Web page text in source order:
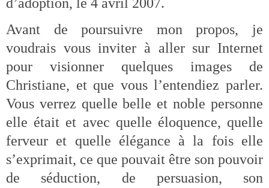
Avant de poursuivre mon propos, je
voudrais vous inviter à aller sur Internet
pour visionner quelques images de
Christiane, et que vous l’entendiez parler.
Vous verrez quelle belle et noble personne
elle était et avec quelle éloquence, quelle
ferveur et quelle élégance à la fois elle
s’exprimait, ce que pouvait être son pouvoir
de séduction, de persuasion, son